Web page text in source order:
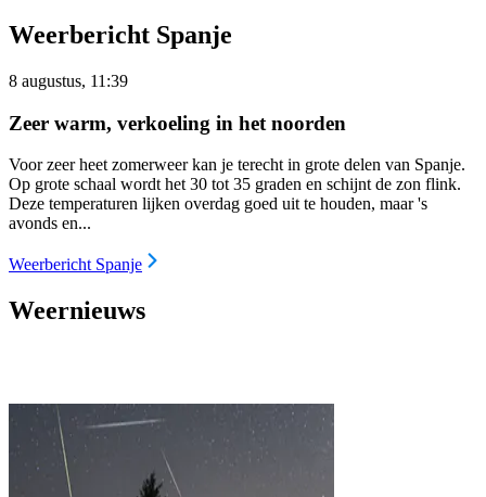
Weerbericht Spanje
8 augustus, 11:39
Zeer warm, verkoeling in het noorden
Voor zeer heet zomerweer kan je terecht in grote delen van Spanje.
Op grote schaal wordt het 30 tot 35 graden en schijnt de zon flink.
Deze temperaturen lijken overdag goed uit te houden, maar 's
avonds en...
Weerbericht Spanje
Weernieuws